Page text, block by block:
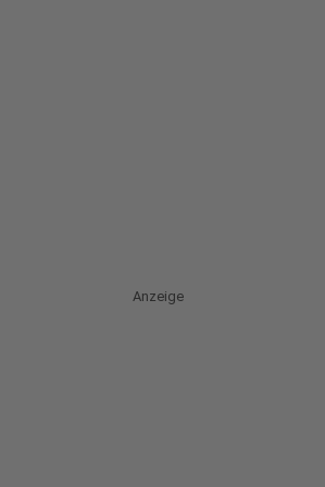
Anzeige